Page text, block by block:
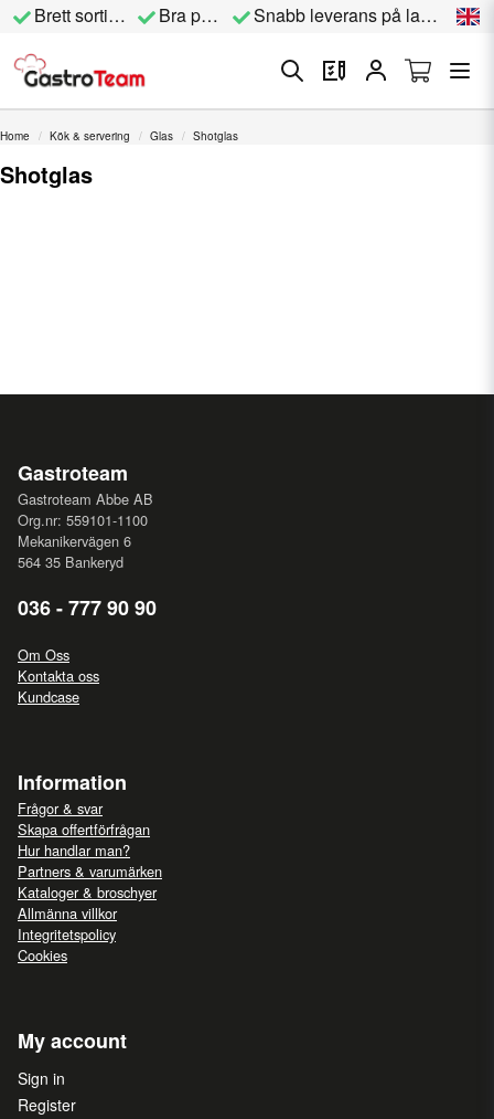
Brett sortiment Bra priser Snabb leverans på lagervara
Home Kök & servering Glas Shotglas
Shotglas
Gastroteam
Gastroteam Abbe AB
Org.nr: 559101-1100
Mekanikervägen 6
564 35 Bankeryd
036 - 777 90 90
Om Oss
Kontakta oss
Kundcase
Information
Frågor & svar
Skapa offertförfrågan
Hur handlar man?
Partners & varumärken
Kataloger & broschyer
Allmänna villkor
Integritetspolicy
Cookies
My account
Sign in
Register